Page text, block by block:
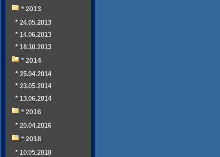
* 2013
* 24.05.2013
* 14.06.2013
* 18.10.2013
* 2014
* 25.04.2014
* 23.05.2014
* 13.06.2014
* 2016
* 20.04.2016
* 2018
* 10.05.2018